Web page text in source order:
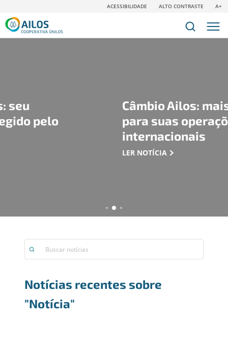
ACESSIBILIDADE ALTO CONTRASTE A+
Câmbio Ailos: mais
para suas operações
internacionais
Notícias recentes sobre
"Notícia"